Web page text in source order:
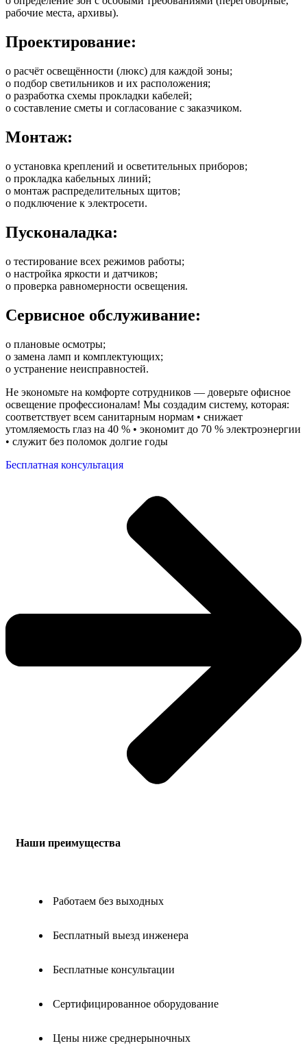
рабочие места, архивы).
Проектирование:
o расчёт освещённости (люкс) для каждой зоны;
o подбор светильников и их расположения;
o разработка схемы прокладки кабелей;
o составление сметы и согласование с заказчиком.
Монтаж:
o установка креплений и осветительных приборов;
o прокладка кабельных линий;
o монтаж распределительных щитов;
o подключение к электросети.
Пусконаладка:
o тестирование всех режимов работы;
o настройка яркости и датчиков;
o проверка равномерности освещения.
Сервисное обслуживание:
o плановые осмотры;
o замена ламп и комплектующих;
o устранение неисправностей.
Не экономьте на комфорте сотрудников — доверьте офисное
освещение профессионалам! Мы создадим систему, которая:
соответствует всем санитарным нормам • снижает
утомляемость глаз на 40 % • экономит до 70 % электроэнергии
• служит без поломок долгие годы
Бесплатная консультация
Наши преимущества
Работаем без выходных
Бесплатный выезд инженера
Бесплатные консультации
Сертифицированное оборудование
Цены ниже среднерыночных